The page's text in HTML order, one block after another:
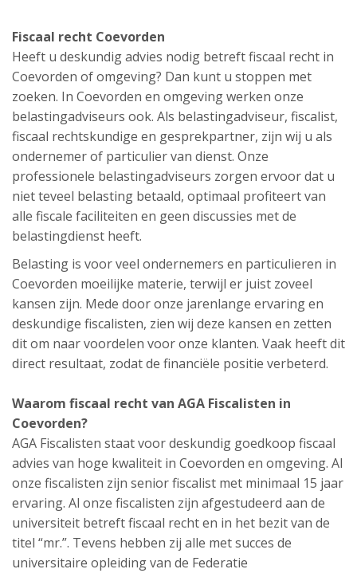
Fiscaal recht Coevorden
Heeft u deskundig advies nodig betreft fiscaal recht in
Coevorden of omgeving? Dan kunt u stoppen met
zoeken. In Coevorden en omgeving werken onze
belastingadviseurs ook. Als belastingadviseur, fiscalist,
fiscaal rechtskundige en gesprekpartner, zijn wij u als
ondernemer of particulier van dienst. Onze
professionele belastingadviseurs zorgen ervoor dat u
niet teveel belasting betaald, optimaal profiteert van
alle fiscale faciliteiten en geen discussies met de
belastingdienst heeft.
Belasting is voor veel ondernemers en particulieren in
Coevorden moeilijke materie, terwijl er juist zoveel
kansen zijn. Mede door onze jarenlange ervaring en
deskundige fiscalisten, zien wij deze kansen en zetten
dit om naar voordelen voor onze klanten. Vaak heeft dit
direct resultaat, zodat de financiële positie verbeterd.
Waarom fiscaal recht van AGA Fiscalisten in
Coevorden?
AGA Fiscalisten staat voor deskundig goedkoop fiscaal
advies van hoge kwaliteit in Coevorden en omgeving. Al
onze fiscalisten zijn senior fiscalist met minimaal 15 jaar
ervaring. Al onze fiscalisten zijn afgestudeerd aan de
universiteit betreft fiscaal recht en in het bezit van de
titel “mr.”. Tevens hebben zij alle met succes de
universitaire opleiding van de Federatie